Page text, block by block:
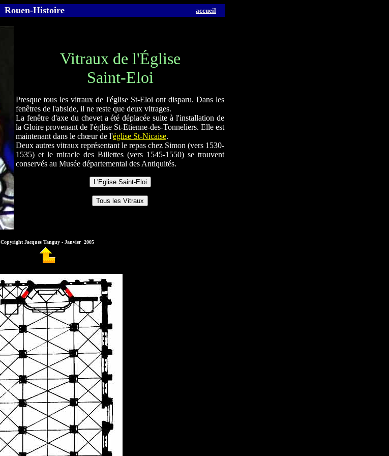
Rouen-Histoire accueil
Vitraux de l'Église
Saint-Eloi
Presque tous les vitraux de l'église St-Eloi ont disparu. Dans les
fenêtres de l'abside, il ne reste que deux vitrages.
La fenêtre d'axe du chevet a été déplacée suite à l'installation de
la Gloire provenant de l'église St-Etienne-des-Tonneliers. Elle est
maintenant dans le chœur de l'église St-Nicaise.
Deux autres vitraux représentant le repas chez Simon (vers 1530-
1535) et le miracle des Billettes (vers 1545-1550) se trouvent
conservés au Musée départemental des Antiquités.
Copyright Jacques Tanguy - Janvier 2005